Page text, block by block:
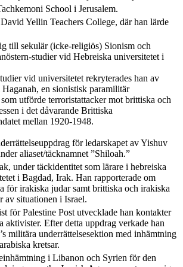
School i Jerusalem.
Yellin Teachers College, där han lärde
till sekulär (icke-religiös) Sionism och
studier vid Hebreiska universitetet i
vid universitetet rekryterades han av
en sionistisk paramilitär
utförde terroristattacker mot brittiska och
i det dåvarande Brittiska
mellan 1920-1948.
för ledarskapet av Yishuv
aliaset/täcknamnet ”Shiloah.”
under täckidentitet som lärare i hebreiska
i Bagdad, Irak. Han rapporterade om
för irakiska judar samt brittiska och irakiska
av situationen i Israel.
för Palestine Post utvecklade han kontakter
aktivister. Efter detta uppdrag verkade han
militära underrättelsesektion med inhämtning
kretsar.
i Libanon och Syrien för den